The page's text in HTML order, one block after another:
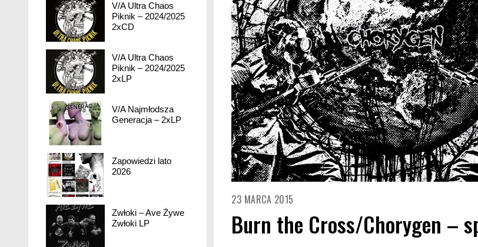
23 MARCA 2015
Burn the Cross/Chorygen –
V/A Ultra Chaos
Piknik – 2024/2025
2xCD
V/A Ultra Chaos
Piknik – 2024/2025
2xLP
V/A Najmłodsza
Generacja – 2xLP
Zapowiedzi lato
2026
Zwłoki – Ave Żywe
Zwłoki LP